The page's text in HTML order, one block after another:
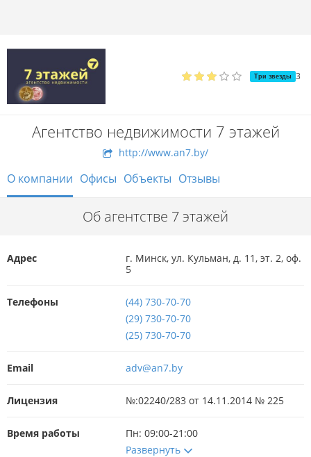
Три звезды 3
Агентство недвижимости 7 этажей
http://www.an7.by/
О компании Офисы Объекты Отзывы
Об агентстве 7 этажей
Адрес
г. Минск, ул. Кульман, д. 11, эт. 2, оф.
5
Телефоны
(44) 730-70-70
(29) 730-70-70
(25) 730-70-70
Email adv@an7.by
Лицензия №:02240/283 от 14.11.2014 № 225
Время работы
Пн: 09:00-21:00
Развернуть